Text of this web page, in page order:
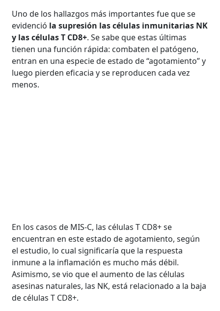
Uno de los hallazgos más importantes fue que se
evidenció la supresión las células inmunitarias NK
y las células T CD8+. Se sabe que estas últimas
tienen una función rápida: combaten el patógeno,
entran en una especie de estado de “agotamiento” y
luego pierden eficacia y se reproducen cada vez
menos.
En los casos de MIS-C, las células T CD8+ se
encuentran en este estado de agotamiento, según
el estudio, lo cual significaría que la respuesta
inmune a la inflamación es mucho más débil.
Asimismo, se vio que el aumento de las células
asesinas naturales, las NK, está relacionado a la baja
de células T CD8+.